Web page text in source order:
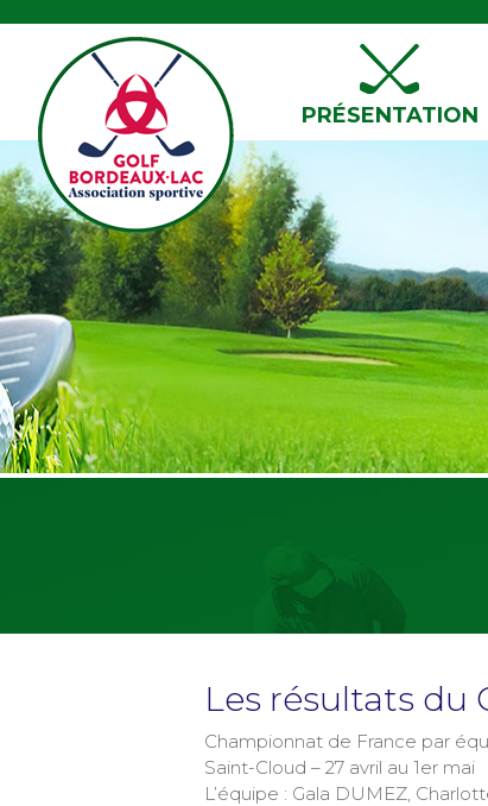
PRÉSENTATION
Les résultats du
Championnat de France par
Saint-Cloud – 27 avril au 1er mai
L’équipe : Gala DUMEZ,